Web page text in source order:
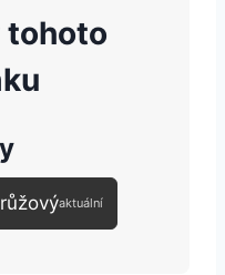
tohoto
růžovýaktuální